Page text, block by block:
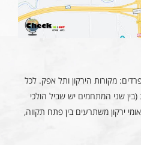
מקורות הירקון ותל אפק. לכל
שני המתחמים יש שביל הולכי
ירקון משתרעים בין פתח תקווה,